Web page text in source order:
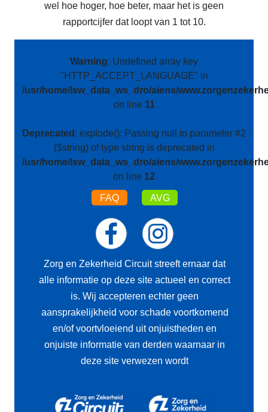
wel hoe hoger, hoe beter, maar het is geen
rapportcijfer dat loopt van 1 tot 10.
Warning: Undefined array key
"HTTP_ACCEPT_LANGUAGE" in
/usr/home/lsw_data_ws_dro/aiens/
on line 11
Deprecated : explode(): Passing null to parameter #2
($string) of type string is deprecated in
/usr/home/lsw_data_ws_dro/aiens/
on line 12
FAQ AVG
Zorg en Zekerheid Circuit streeft ernaar dat
alle informatie op deze site actueel en correct
is. Wij accepteren echter geen
aansprakelijkheid voor schade voortkomend
en/of voortvloeiend uit onjuistheden en
onjuiste informatie van derden waarnaar in
deze site verwezen wordt